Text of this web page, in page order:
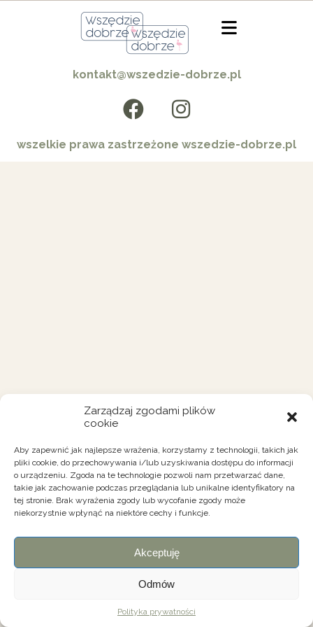
Zarządzaj zgodami plików
cookie
Aby zapewnić jak najlepsze wrażenia, korzystamy z technologii, takich jak
pliki cookie, do przechowywania i/lub uzyskiwania dostępu do informacji
o urządzeniu. Zgoda na te technologie pozwoli nam przetwarzać dane,
takie jak zachowanie podczas przeglądania lub unikalne identyfikatory na
tej stronie. Brak wyrażenia zgody lub wycofanie zgody może
niekorzystnie wpłynąć na niektóre cechy i funkcje.
Akceptuję
Odmów
Polityka prywatności
kontakt@wszedzie-dobrze.pl
wszelkie prawa zastrzeżone wszedzie-dobrze.pl